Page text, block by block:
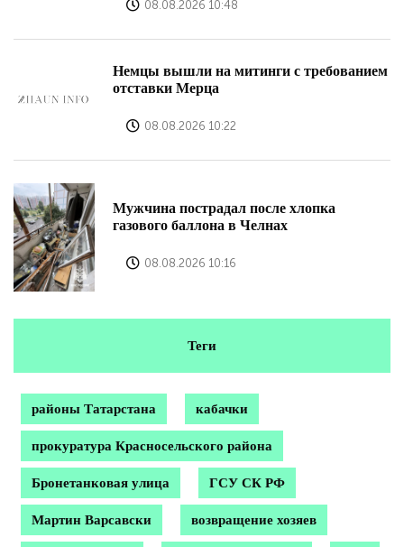
08.08.2026 10:48
Немцы вышли на митинги с требованием
отставки Мерца
08.08.2026 10:22
Мужчина пострадал после хлопка
газового баллона в Челнах
08.08.2026 10:16
Теги
районы Татарстана кабачки
прокуратура Красносельского района
Бронетанковая улица ГСУ СК РФ
Мартин Варсавски возвращение хозяев